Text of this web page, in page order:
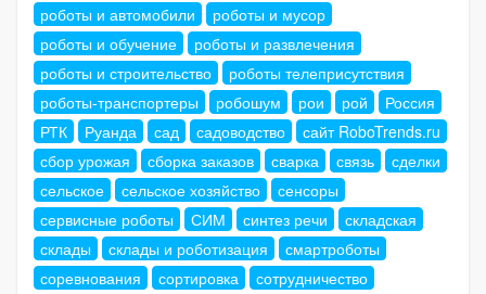
роботы и автомобили
роботы и мусор
роботы и обучение
роботы и развлечения
роботы и строительство
роботы телеприсутствия
роботы-транспортеры
робошум рои рой
Россия
РТК
Руанда сад садоводство
сайт RoboTrends.ru
сбор урожая
сборка заказов сварка связь
сделки
сельское
сельское хозяйство
сенсоры
сервисные роботы
СИМ синтез речи
складская
склады
склады и роботизация
смартроботы
соревнования
сортировка
сотрудничество